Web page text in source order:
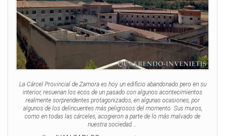
La Cárcel Provincial de Zamora es hoy un edificio abandonado pero en su
interior, resuenan los ecos de un pasado con algunos acontecimientos
realmente sorprendentes protagonizados, en algunas ocasiones, por
algunos de los delincuentes más peligrosos del momento. Sus muros,
como en todas las cárceles, acogieron a parte de lo más malvado de
nuestra sociedad.…